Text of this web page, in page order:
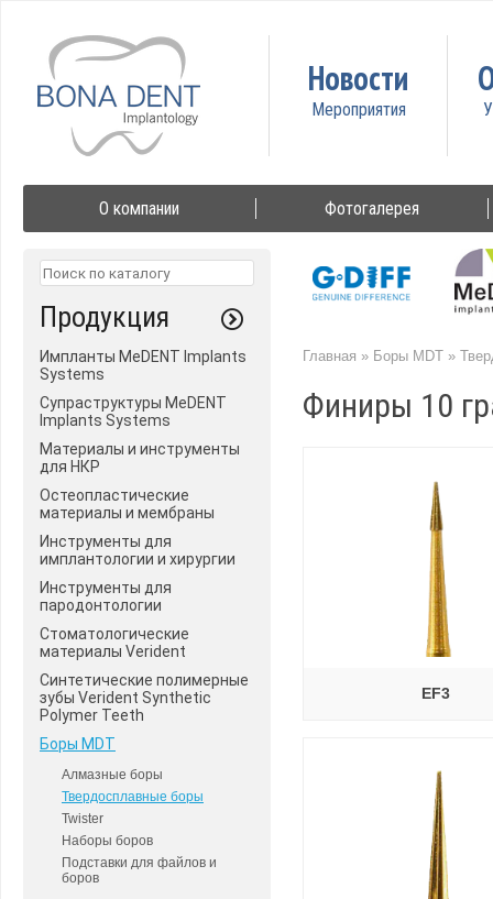
Новости
О компании Фотогалерея
Продукция
Импланты MeDENT Implants
Systems
Супраструктуры MeDENT
Implants Systems
Материалы и инструменты
для НКР
Остеопластические
материалы и мембраны
Инструменты для
имплантологии и хирургии
Инструменты для
пародонтологии
Стоматологические
материалы Verident
Синтетические полимерные
зубы Verident Synthetic
Polymer Teeth
Боры MDT
Алмазные боры
Твердосплавные боры
Twister
Наборы боров
Подставки для файлов и
боров
Главная » Боры MDT »
Финиры 10
EF3